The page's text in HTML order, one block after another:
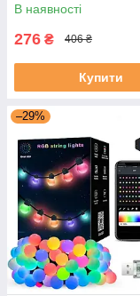
В наявності
276 ₴ 406 ₴
Купити
–29%